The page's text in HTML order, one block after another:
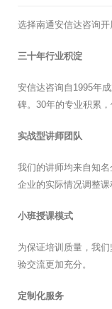
选择南通安信达咨询
三十年行业积淀
安信达咨询自1995年
碑。30年的专业积累
实战型讲师团队
我们的讲师均来自知
企业的实际情况调整
小班授课模式
为保证培训质量，我
验交流更加充分。
定制化服务